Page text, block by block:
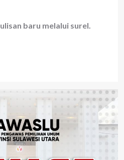
baru melalui surel.